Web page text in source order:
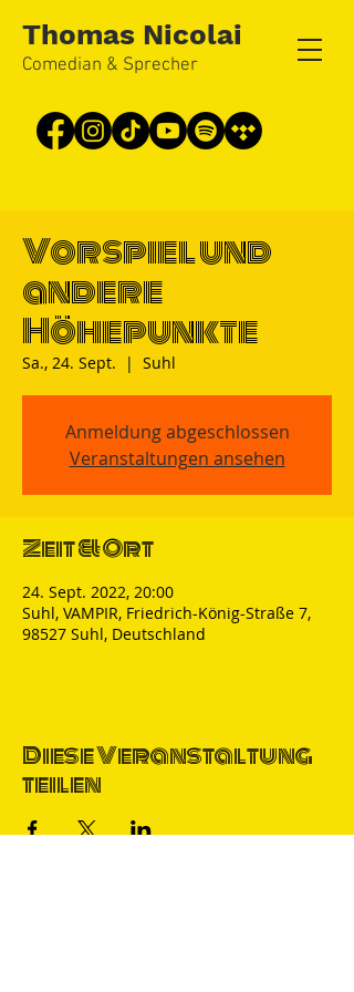
Thomas Nicolai
Comedian & Sprecher
Vorspiel und
andere
Höhepunkte
Sa., 24. Sept.
  |
Suhl
Anmeldung abgeschlossen
Veranstaltungen ansehen
Zeit & Ort
24. Sept. 2022, 20:00
Suhl, VAMPIR, Friedrich-König-Straße 7,
98527 Suhl, Deutschland
Diese Veranstaltung
teilen